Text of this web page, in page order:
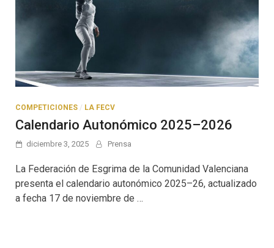
COMPETICIONES / LA FECV
Calendario Autonómico 2025–2026
diciembre 3, 2025 Prensa
La Federación de Esgrima de la Comunidad Valenciana
presenta el calendario autonómico 2025–26, actualizado
a fecha 17 de noviembre de …